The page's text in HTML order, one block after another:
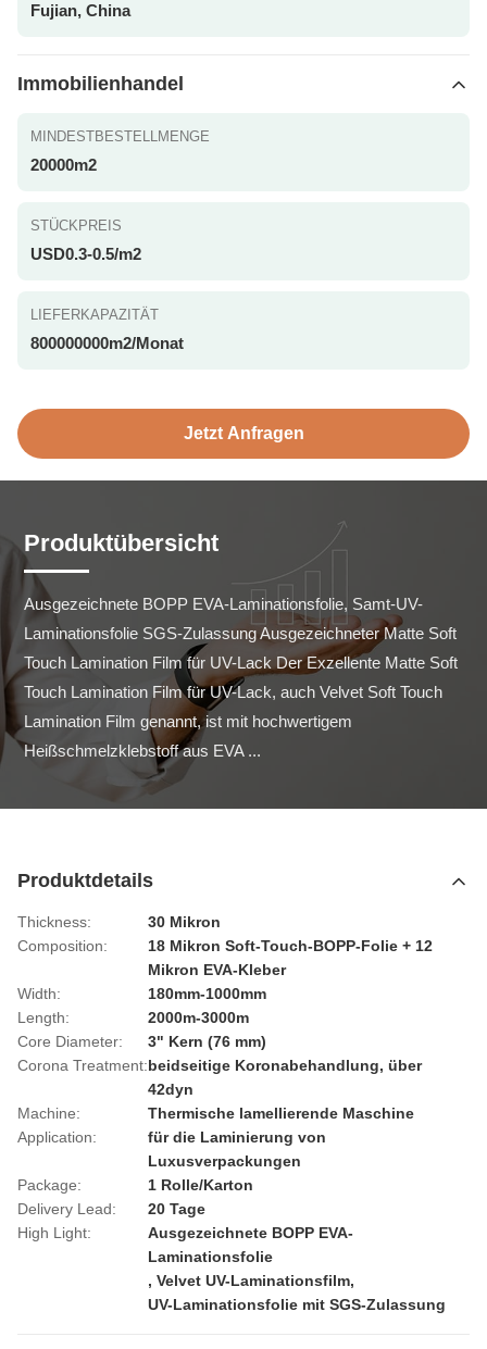
Fujian, China
Immobilienhandel
MINDESTBESTELLMENGE
20000m2
STÜCKPREIS
USD0.3-0.5/m2
LIEFERKAPAZITÄT
800000000m2/Monat
Jetzt Anfragen
Produktübersicht
Ausgezeichnete BOPP EVA-Laminationsfolie, Samt-UV-
Laminationsfolie SGS-Zulassung Ausgezeichneter Matte Soft
Touch Lamination Film für UV-Lack Der Exzellente Matte Soft
Touch Lamination Film für UV-Lack, auch Velvet Soft Touch
Lamination Film genannt, ist mit hochwertigem
Heißschmelzklebstoff aus EVA ...
Produktdetails
Thickness:
30 Mikron
Composition:
18 Mikron Soft-Touch-BOPP-Folie + 12
Mikron EVA-Kleber
Width:
180mm-1000mm
Length:
2000m-3000m
Core Diameter:
3" Kern (76 mm)
Corona Treatment:beidseitige Koronabehandlung, über
42dyn
Machine:
Thermische lamellierende Maschine
Application:
für die Laminierung von
Luxusverpackungen
Package:
1 Rolle/Karton
Delivery Lead:
20 Tage
High Light:
Ausgezeichnete BOPP EVA-
Laminationsfolie
, Velvet UV-Laminationsfilm,
UV-Laminationsfolie mit SGS-Zulassung